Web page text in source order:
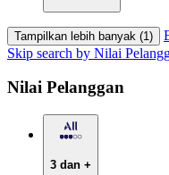
Tampilkan lebih banyak (1)
Skip search by Nilai
Nilai Pelanggan
3 dan +